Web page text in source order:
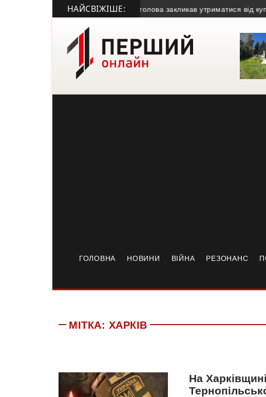
НАЙСВІЖІШЕ:
за крадіжку газу • Міський голова закликав утриматися від купівлі
ГОЛОВНА НОВИНИ ВІЙНА РЕЗОНАНС
МІТКА: ХАРКІВ
На